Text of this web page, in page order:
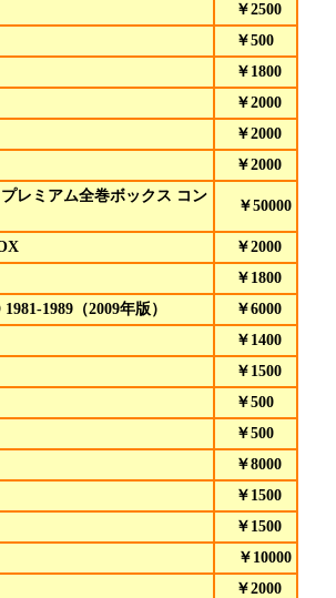
￥2500
￥500
￥1800
￥2000
￥2000
￥2000
レミアム全巻ボックス コン
￥50000
￥2000
￥1800
1981-1989（2009年版）
￥6000
￥1400
￥1500
￥500
￥500
￥8000
￥1500
￥1500
￥10000
￥2000